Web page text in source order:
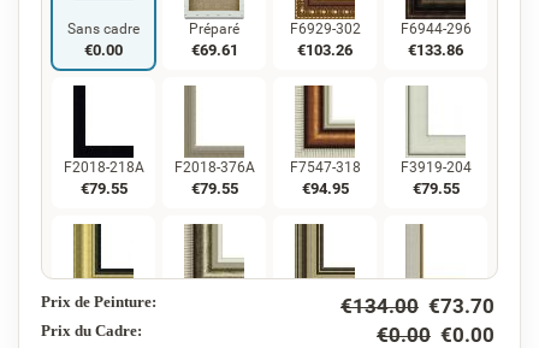
Sans cadre
€0.00
Préparé
€69.61
F6929-302
€103.26
F6944-296
€133.86
F2018-218A
€79.55
F2018-376A
€79.55
F7547-318
€94.95
F3919-204
€79.55
F5130-234
€114.73
F5429-258 F3013-236
€84.51
Prix de Peinture: €134.00 €73.70
Prix du Cadre: €0.00 €0.00